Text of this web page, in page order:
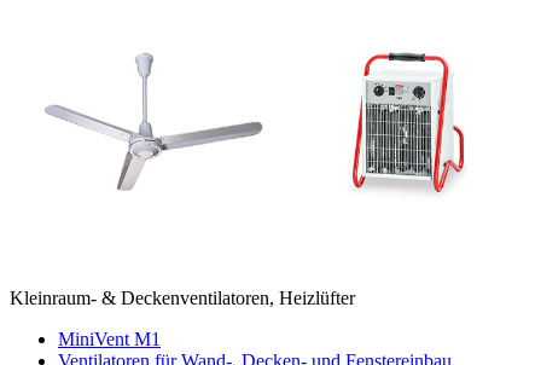
Kleinraum- & Deckenventilatoren, Heizlüfter
MiniVent M1